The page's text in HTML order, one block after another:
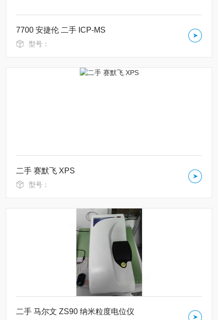
7700 安捷伦 二手 ICP-MS
型号：
二手 赛默飞 XPS
型号：
二手 马尔文 ZS90 纳米粒度电位仪